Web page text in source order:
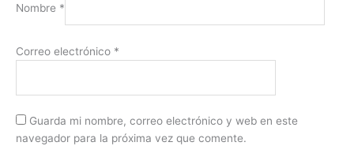
Nombre *
Correo electrónico *
Guarda mi nombre, correo electrónico y web en este
navegador para la próxima vez que comente.